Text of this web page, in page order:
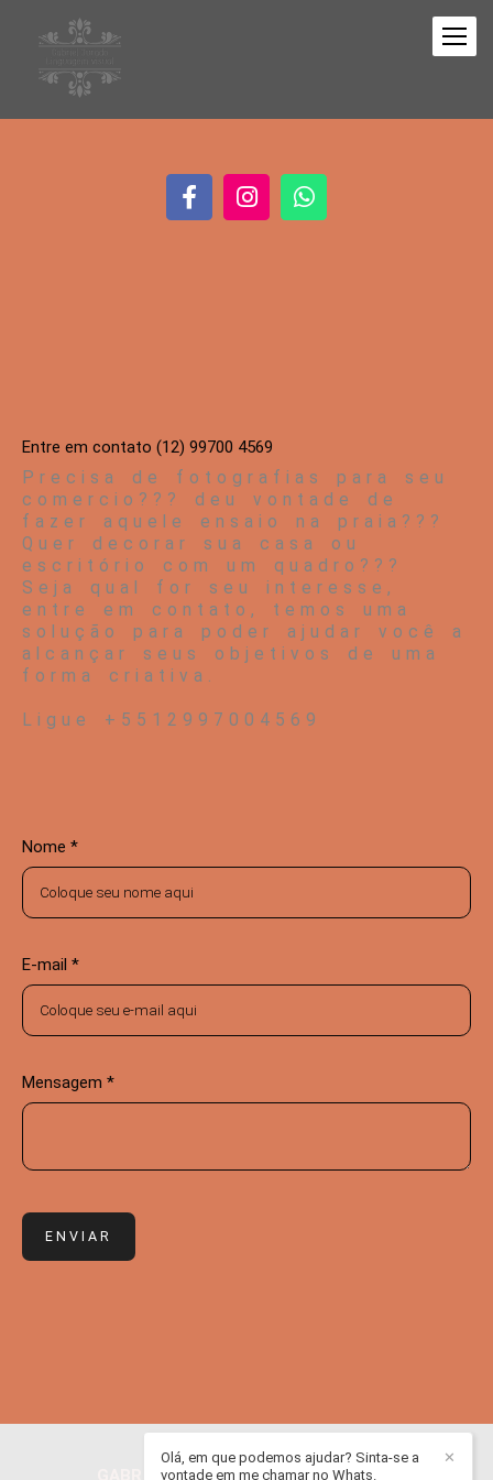
Entre em contato (12) 99700 4569
Precisa de fotografias para seu
comercio??? deu vontade de
fazer aquele ensaio na praia???
Quer decorar sua casa ou
escritório com um quadro???
Seja qual for seu interesse,
entre em contato, temos uma
solução para poder ajudar você a
alcançar seus objetivos de uma
forma criativa.
Ligue +5512997004569
Nome *
E-mail *
Mensagem *
ENVIAR
GABRIEL ADRIAN JURADO/CONTATO
✕
Olá, em que podemos ajudar? Sinta-se a
vontade em me chamar no Whats.